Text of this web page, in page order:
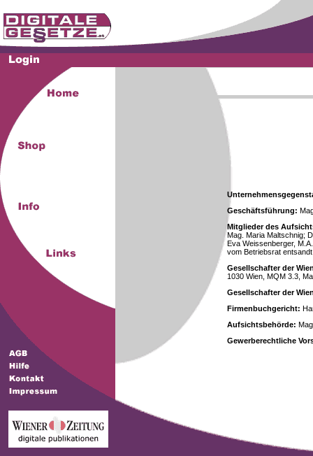
Geschäftsführung:
Mitglieder des
Mag. Maria Maltschnig;
Eva Weissenberger,
vom Betriebsrat
Gesellschafter der
1030 Wien, MQM 3.3,
Gesellschafter der
Firmenbuchgericht:
Aufsichtsbehörde:
Gewerberechtliche